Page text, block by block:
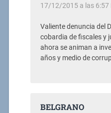
17/12/2015 a las 6:57
Valiente denuncia del
cobardia de fiscales y
ahora se animan a
años y medio de
BELGRANO